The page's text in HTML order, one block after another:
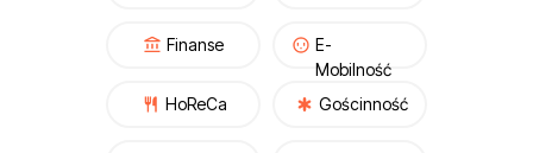
HoReCa
Finanse
Gościnność
E-
Mobilność